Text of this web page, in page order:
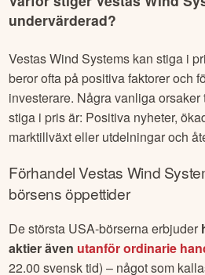
undervärderad?
Vestas Wind Systems kan stiga i
beror ofta på positiva faktorer och
investerare. Några vanliga
stiga i pris är: Positiva nyheter,
marktillväxt eller utdelningar och
FörhandelVestas Wind
börsens öppettider
De största USA-börserna erbjuder
aktier även utanför ordinarie
22.00 svensk tid) – något som